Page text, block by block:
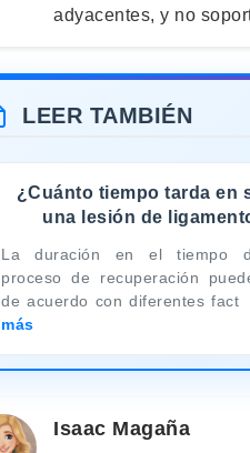
adyacentes, y no
LEER TAMBIÉN
¿Cuánto tiempo tarda en
una lesión de
La duración en el tiempo
proceso de recuperación
de acuerdo con diferentes fact
más
Isaac Magaña